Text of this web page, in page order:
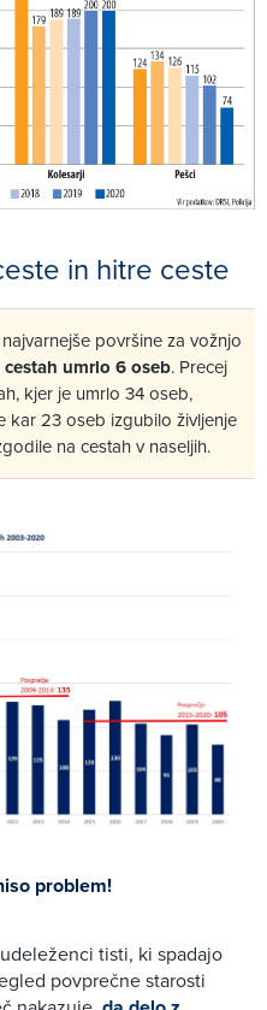
in hitre ceste
površine za vožnjo
umrlo 6 oseb. Precej
kjer je umrlo 34 oseb,
kar 23 oseb izgubilo življenje
na cestah v naseljih.
problem!
tisti, ki spadajo
povprečne starosti